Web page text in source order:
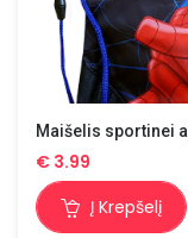
Maišelis sportinei
€ 3.99
Į Krepšelį